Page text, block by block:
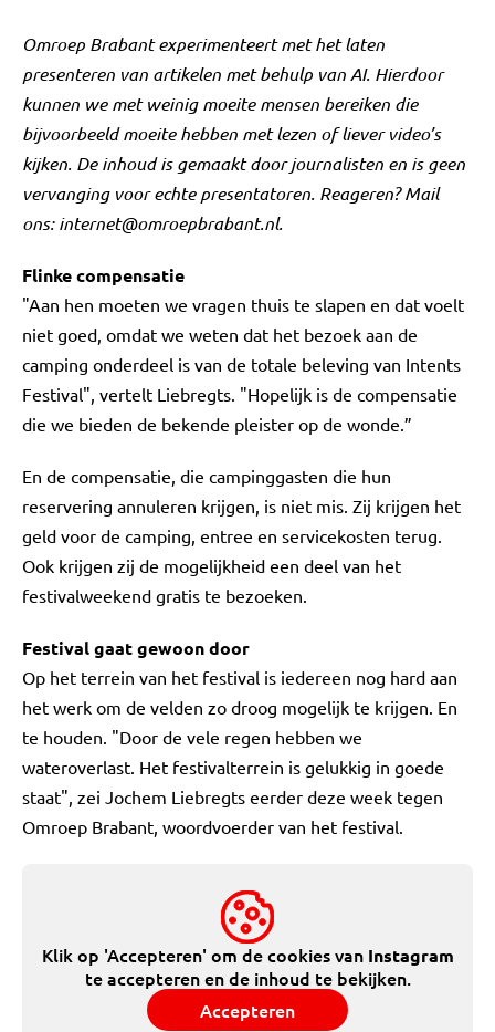
Omroep Brabant experimenteert met het laten
presenteren van artikelen met behulp van AI. Hierdoor
kunnen we met weinig moeite mensen bereiken die
bijvoorbeeld moeite hebben met lezen of liever video’s
kijken. De inhoud is gemaakt door journalisten en is geen
vervanging voor echte presentatoren. Reageren? Mail
ons:internet@omroepbrabant.nl.
Flinke compensatie
"Aan hen moeten we vragen thuis te slapen en dat voelt
niet goed, omdat we weten dat het bezoek aan de
camping onderdeel is van de totale beleving van Intents
Festival", vertelt Liebregts. "Hopelijk is de compensatie
die we bieden de bekende pleister op de wonde.”
En de compensatie, die campinggasten die hun
reservering annuleren krijgen, is niet mis. Zij krijgen het
geld voor de camping, entree en servicekosten terug.
Ook krijgen zij de mogelijkheid een deel van het
festivalweekend gratis te bezoeken.
Festival gaat gewoon door
Op het terrein van het festival is iedereen nog hard aan
het werk om de velden zo droog mogelijk te krijgen. En
te houden. "Door de vele regen hebben we
wateroverlast. Het festivalterrein is gelukkig in goede
staat", zei Jochem Liebregts eerder deze week tegen
Omroep Brabant, woordvoerder van het festival.
Klik op 'Accepteren' om de cookies van Instagram
te accepteren en de inhoud te bekijken.
Accepteren